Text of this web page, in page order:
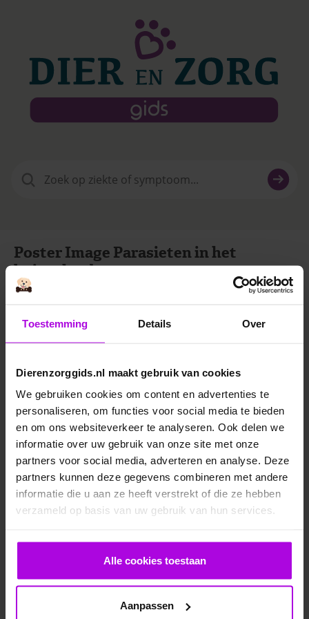
Toestemming Details Over
Dierenzorggids.nl maakt gebruik van cookies
We gebruiken cookies om content en advertenties te
personaliseren, om functies voor social media te bieden
en om ons websiteverkeer te analyseren. Ook delen we
informatie over uw gebruik van onze site met onze
partners voor social media, adverteren en analyse. Deze
partners kunnen deze gegevens combineren met andere
informatie die u aan ze heeft verstrekt of die ze hebben
verzameld op basis van uw gebruik van hun services.
Alle cookies toestaan
Aanpassen
naar:
Poster Image Parasieten in het
buitenland
Veelgestelde vragen
Ontwormen pup
Bloedonderzoek bij hond en kat
Je cavia verzorgen